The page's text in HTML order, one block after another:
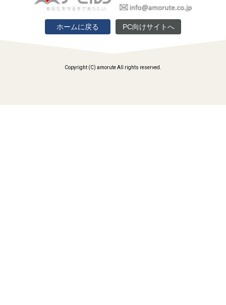
ホームに戻る PC向けサイトへ
Copyright (C) amorute All rights reserved.